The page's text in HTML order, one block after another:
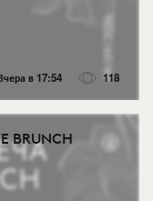
в 17:54 118
BRUNCH